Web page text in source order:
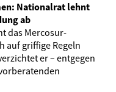
Nationalrat lehnt
ab
das Mercosur-
auf griffige Regeln
er – entgegen